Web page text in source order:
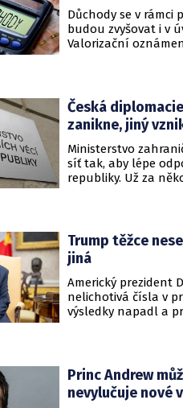
Důchody se v rámci
budou zvyšovat i v
Valorizační
Česká
zanikne, jiný
Ministerstvo
síť tak, aby lépe
republiky. Už za
Trump těžce
jiná
Americký prezident
nelichotivá čísla v
výsledky napadl a
Princ Andrew
nevylučuje nové